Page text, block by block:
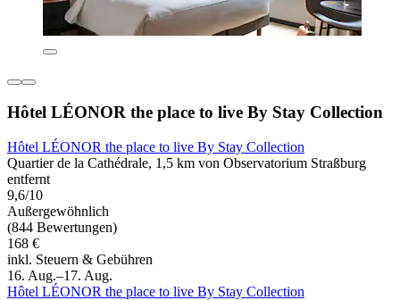
Hôtel LÉONOR the place to live By Stay Collection
Hôtel LÉONOR the place to live By Stay Collection
Quartier de la Cathédrale, 1,5 km von Observatorium Straßburg
entfernt
9,6/10
Außergewöhnlich
(844 Bewertungen)
168 €
inkl. Steuern & Gebühren
16. Aug.–17. Aug.
Hôtel LÉONOR the place to live By Stay Collection